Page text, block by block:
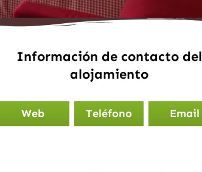
Información de contacto del
alojamiento
Web Teléfono Email